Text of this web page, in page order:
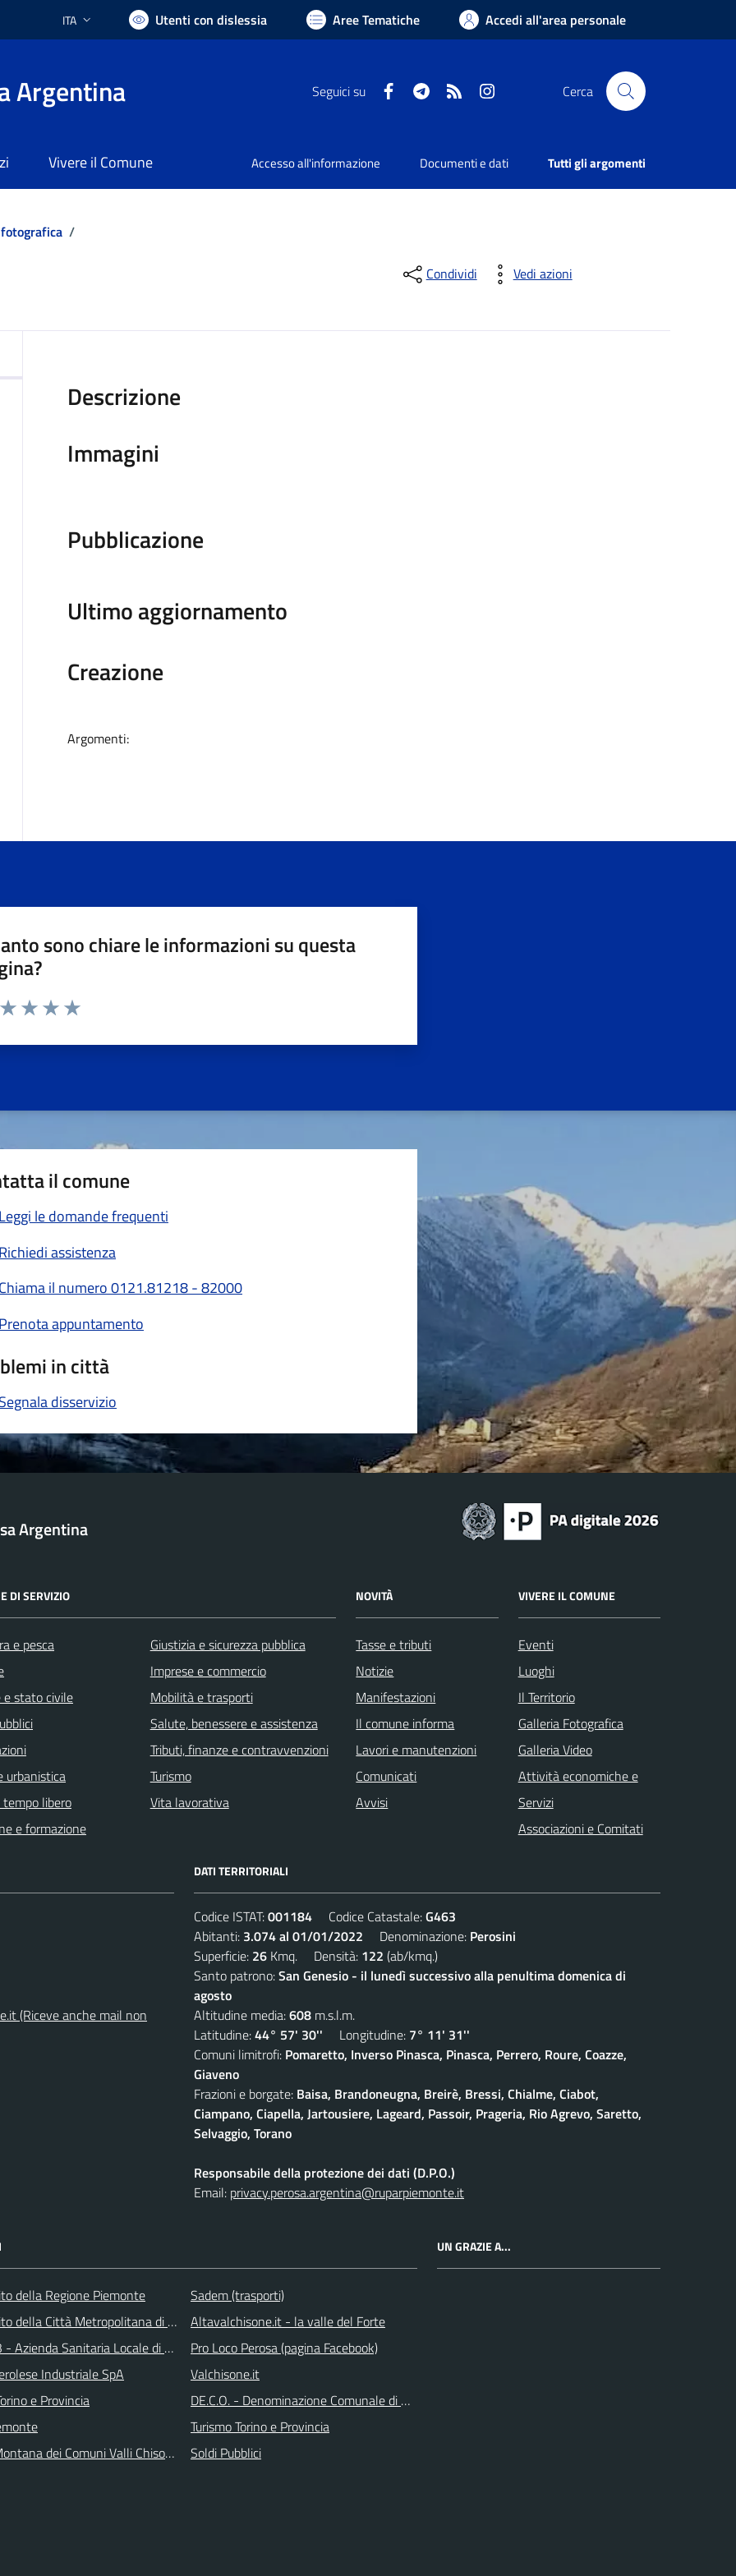
Lingua attiva:
ITA Utenti con dislessia Aree Tematiche Accedi all'area personale
Argentina Seguici su FacebookTelegramRSS Cerca
Vivere il Comune Accesso all'informazione Documenti e dati Tutti gli argomenti
/
Condividi Vedi azioni
Descrizione
Immagini
Pubblicazione
Ultimo aggiornamento
Creazione
Argomenti:
sono chiare le informazioni su questa
da 1 a 5 stelle la pagina
il comune
Leggi le domande frequenti
Richiedi assistenza
Chiama il numero 0121.81218 - 82000
Prenota appuntamento
in città
Segnala disservizio
Argentina
DI SERVIZIO
e pesca
e stato civile
urbanistica
libero
e formazione
Giustizia e sicurezza pubblica
Imprese e commercio
Mobilità e trasporti
Salute, benessere e assistenza
Tributi, finanze e contravvenzioni
Turismo
Vita lavorativa
NOVITÀ
Tasse e tributi
Notizie
Manifestazioni
Il comune informa
Lavori e manutenzioni
Comunicati
Avvisi
VIVERE IL COMUNE
Eventi
Luoghi
Il Territorio
Galleria Fotografica
Galleria Video
Attività economiche e
Servizi
Associazioni e Comitati
(Riceve anche mail non
DATI TERRITORIALI
Codice ISTAT:001184 Codice Catastale:G463
Abitanti: 3.074 al 01/01/2022 Denominazione: Perosini
Superficie: 26 Kmq. Densità: 122 (ab/kmq.)
Santo patrono:San Genesio - il lunedì successivo alla penultima domenica di
agosto
Altitudine media:608 m.s.l.m.
Latitudine:44° 57' 30'' Longitudine: 7° 11' 31''
Comuni limitrofi: Pomaretto, Inverso Pinasca, Pinasca, Perrero, Roure, Coazze,
Giaveno
Frazioni e borgate: Baisa, Brandoneugna, Breirè, Bressi, Chialme, Ciabot,
Ciampano, Ciapella, Jartousiere, Lageard, Passoir, Prageria, Rio Agrevo, Saretto,
Selvaggio, Torano
Responsabile della protezione dei dati (D.P.O.)
Email: privacy.perosa.argentina@ruparpiemonte.it
della Regione Piemonte
della Città Metropolitana di Torino
- Azienda Sanitaria Locale di Collegno e Pinerolo
Industriale SpA
e Provincia
dei Comuni Valli Chisone e Germanasca
Sadem (trasporti)
Altavalchisone.it - la valle del Forte
Pro Loco Perosa (pagina Facebook)
Valchisone.it
DE.C.O. - Denominazione Comunale di Origine
Turismo Torino e Provincia
Soldi Pubblici
UN GRAZIE A...